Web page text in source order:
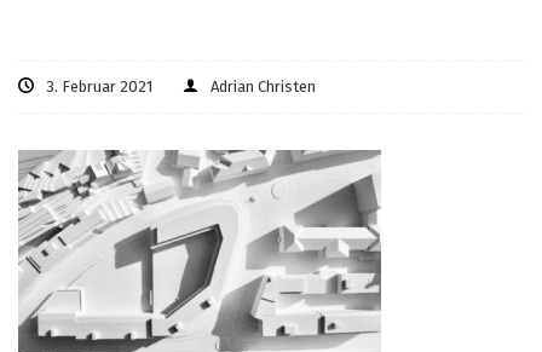
3. Februar 2021 Adrian Christen